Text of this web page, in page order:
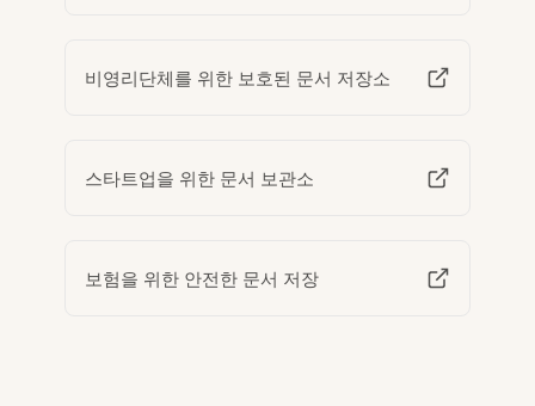
비영리단체를 위한 보호된 문서 저장소
스타트업을 위한 문서 보관소
보험을 위한 안전한 문서 저장